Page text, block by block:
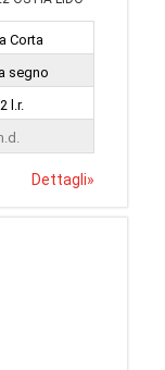
Corta
segno
l.r.
Dettagli»